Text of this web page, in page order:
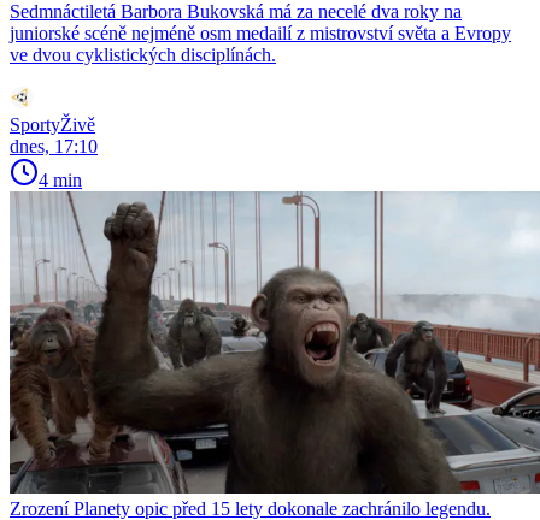
Sedmnáctiletá Barbora Bukovská má za necelé dva roky na
juniorské scéně nejméně osm medailí z mistrovství světa a Evropy
ve dvou cyklistických disciplínách.
SportyŽivě
dnes, 17:10
4 min
Zrození Planety opic před 15 lety dokonale zachránilo legendu.